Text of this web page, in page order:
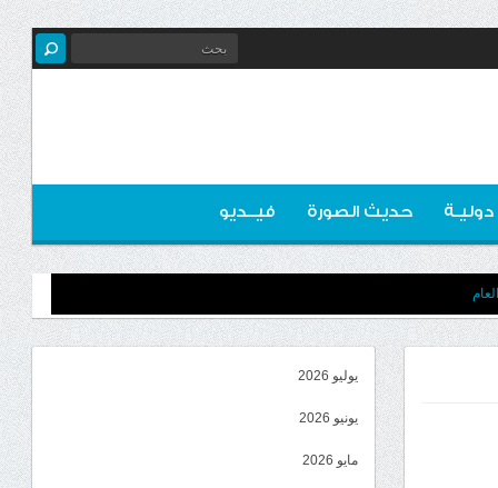
دوليـة حديث الصورة فيــديو
يوليو 2026
يونيو 2026
مايو 2026